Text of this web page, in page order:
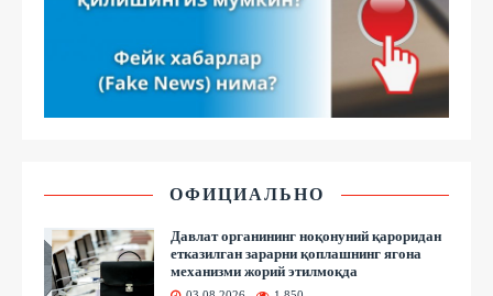
ОФИЦИАЛЬНО
Давлат органининг ноқонуний қароридан
етказилган зарарни қоплашнинг ягона
механизми жорий этилмоқда